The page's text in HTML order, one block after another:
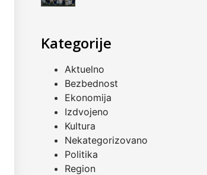
Kategorije
Aktuelno
Bezbednost
Ekonomija
Izdvojeno
Kultura
Nekategorizovano
Politika
Region